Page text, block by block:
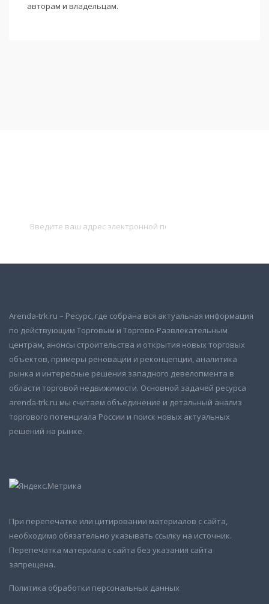
авторам и владельцам.
Arenda-trk.ru – Ресурс, где собрана вся актуальная информация
по действующим Торговым и Торгово-Развлекательным
центрам, анонсы строительства и открытия новых торговых
объектов, примеры реновации и реконцепции, аналитика
рынка и интересные решения западного девелопмента в
области торговой недвижимости. Основной задачей ресурса
arenda-trk.ru мы считаем объединение и детальный анализ
торгового потенциала России и поиск новых актуальных
решений на рынке.
При перепечатке или цитировании материалов с сайта,
необходимо обязательно указывать ссылку на источник.
Перепечатка материала с сайта без указания сайта
запрещена.
Политика обработки персональных данных